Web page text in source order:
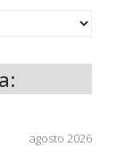
agosto 2026